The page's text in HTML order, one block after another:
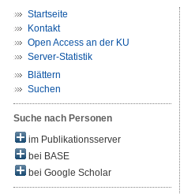
Startseite
Kontakt
Open Access an der KU
Server-Statistik
Blättern
Suchen
Suche nach Personen
im Publikationsserver
bei BASE
bei Google Scholar